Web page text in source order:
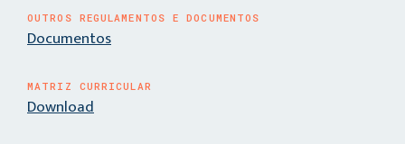
OUTROS REGULAMENTOS E DOCUMENTOS
Documentos
MATRIZ CURRICULAR
Download